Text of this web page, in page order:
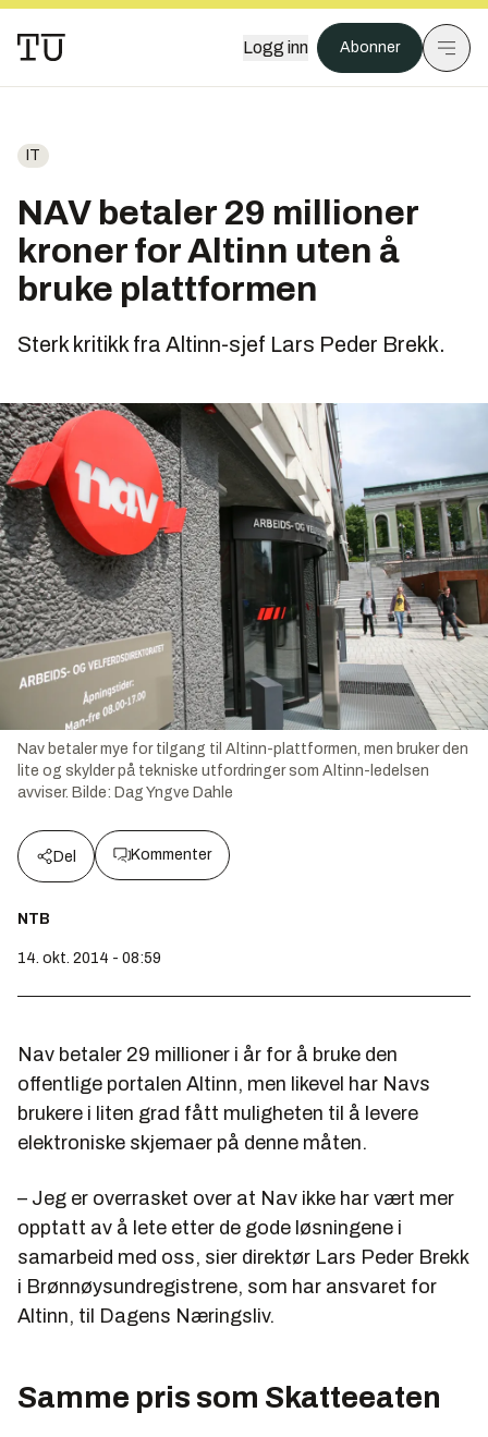
Logg inn Abonner
IT
NAV betaler 29 millioner
kroner for Altinn uten å
bruke plattformen
Sterk kritikk fra Altinn-sjef Lars Peder Brekk.
Nav betaler mye for tilgang til Altinn-plattformen, men bruker den
lite og skylder på tekniske utfordringer som Altinn-ledelsen
avviser. Bilde: Dag Yngve Dahle
Del Kommenter
NTB
14. okt. 2014 - 08:59
Nav betaler 29 millioner i år for å bruke den
offentlige portalen Altinn, men likevel har Navs
brukere i liten grad fått muligheten til å levere
elektroniske skjemaer på denne måten.
– Jeg er overrasket over at Nav ikke har vært mer
opptatt av å lete etter de gode løsningene i
samarbeid med oss, sier direktør Lars Peder Brekk
i Brønnøysundregistrene, som har ansvaret for
Altinn, til Dagens Næringsliv.
Samme pris som Skatteeaten